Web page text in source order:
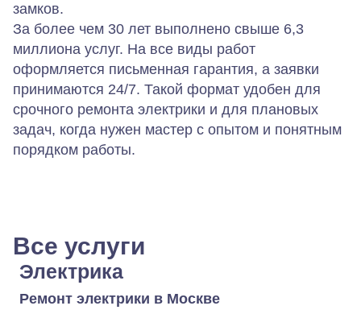
замков.
За более чем 30 лет выполнено свыше 6,3
миллиона услуг. На все виды работ
оформляется письменная гарантия, а заявки
принимаются 24/7. Такой формат удобен для
срочного ремонта электрики и для плановых
задач, когда нужен мастер с опытом и понятным
порядком работы.
Все услуги
Электрика
Ремонт электрики в Москве